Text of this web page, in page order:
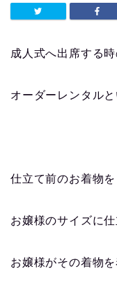
成人式へ出席する
オーダーレンタル
仕立て前のお着物を
お嬢様のサイズに
お嬢様がその着物